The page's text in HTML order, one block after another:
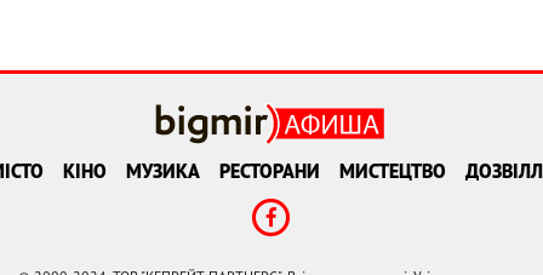
КІНО МУЗИКА РЕСТОРАНИ МИСТЕЦТВО